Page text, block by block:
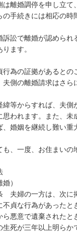
は離婚調停を申し立
手続きには相応の時
訴訟で離婚が認めら
ます。
行為の証拠があると
夫側の離婚請求はさら
緯等からすれば、夫
思われます。また、未
、婚姻を継続し難い重
も、一度、お住まいの
）
　夫婦の一方は、次に
貞な行為があったと
悪意で遺棄されたと
死が三年以上明らか